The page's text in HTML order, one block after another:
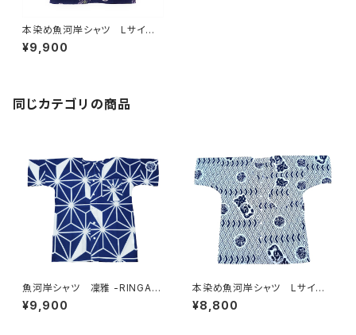
本染め魚河岸シャツ Lサイ
ズ 国宝・鳥獣戯画 高山寺公
認 認定証付き 木綿晒 紺×
ツ てぬぐいシャツ 濱いちシャ
ツ 焼津 浜通り 港町
¥9,900
同じカテゴリの商品
魚河岸シャツ 凜雅 -RINGA-
プレミアムシリーズ① 麻かざぐ
るま Lサイズ 認定証付き
¥9,900
本染め魚河岸シャツ Lサイ
ズ 認定証付き 木綿晒 菱青
海波×伝統魚河岸柄 白×紺
¥8,800